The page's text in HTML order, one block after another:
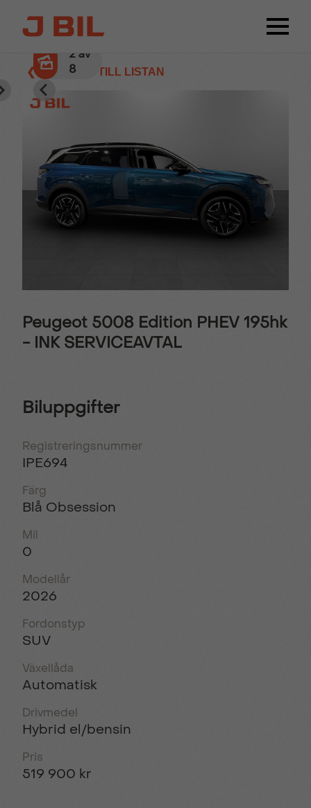
❮ TILLBAKA TILL LISTAN
2av
8
Peugeot 5008 Edition PHEV 195hk
- INK SERVICEAVTAL
Biluppgifter
Registreringsnummer
IPE694
Färg
Blå Obsession
Mil
0
Modellår
2026
Fordonstyp
SUV
Växellåda
Automatisk
Drivmedel
Hybrid el/bensin
Pris
519 900 kr